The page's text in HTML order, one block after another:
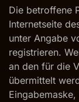
Die betroffene
Internetseite
unter Angabe
registrieren.
an den für die
übermittelt